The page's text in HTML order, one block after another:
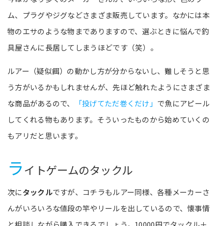
ム、プラグやジグなどさまざま販売しています。なかには本
物のエサのような物までありますので、選ぶときに悩んで釣
具屋さんに長居してしまうほどです（笑）。
ルアー（疑似餌）の動かし方が分からないし、難しそうと思
う方がいるかもしれませんが、先ほど触れたようにさまざま
な商品があるので、
「投げてただ巻くだけ」 で魚にアピール
してくれる物もあります。そういったものから始めていくの
もアリだと思います。
ライトゲームのタックル
次にタックルですが、コチラもルアー同様、各種メーカーさ
んがいろいろな値段の竿やリールを出しているので、懐事情